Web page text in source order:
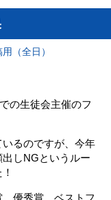
（全日）
の生徒会主催のフ
るのですが、今年
しNGというルー
優秀賞、ベストフ